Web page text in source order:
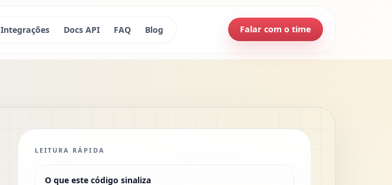
Integrações Docs API FAQ Blog Falar com o time
LEITURA RÁPIDA
O que este código sinaliza